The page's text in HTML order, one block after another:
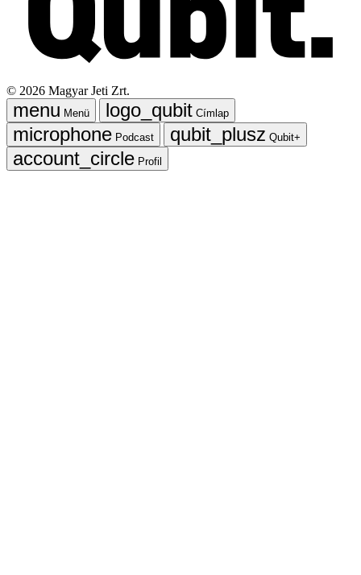
© 2026 Magyar Jeti Zrt.
Menü
Címlap
Podcast
Qubit+
Profil